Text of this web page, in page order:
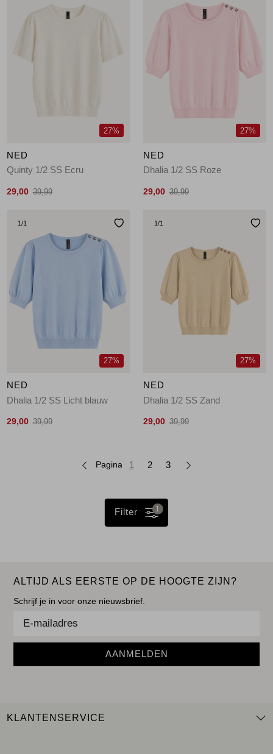
27%
NED
Quinty 1/2 SS Ecru
29,00 39,99
27%
NED
Dhalia 1/2 SS Roze
29,00 39,99
1/1
27%
NED
Dhalia 1/2 SS Licht blauw
29,00 39,99
1/1
27%
NED
Dhalia 1/2 SS Zand
29,00 39,99
Pagina 1 2 3
1
Filter
ALTIJD ALS EERSTE OP DE HOOGTE ZIJN?
Schrijf je in voor onze nieuwsbrief.
AANMELDEN
KLANTENSERVICE